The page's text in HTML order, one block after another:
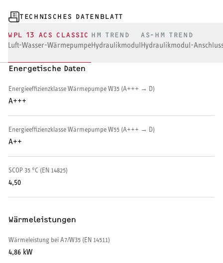
Wohnungsstationen
Kochendwassergeräte
LÜFTEN
Lüftungsanlagen
Serviceleistungen
TECHNISCHES DATENBLATT
WPL 13 ACS CLASSIC
Luft-Wasser-Wärmepumpe
HM TREND
Hydraulikmodul
AS-HM TREND
Hydraulikmodul-
Energetische Daten
Energieeffizienzklasse Wärmepumpe W35 (A+++ → D)
A+++
Energieeffizienzklasse Wärmepumpe W55 (A+++ → D)
A++
SCOP 35 °C (EN 14825)
4,50
Wärmeleistungen
Wärmeleistung bei A7/W35 (EN 14511)
4,86 kW